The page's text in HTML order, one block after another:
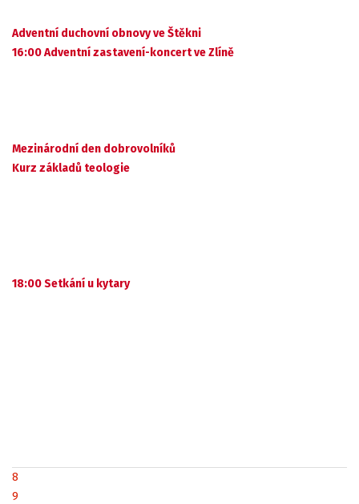
Adventní duchovní obnovy ve Štěkni
16:00 Adventní zastavení-koncert ve Zlíně
Mezinárodní den dobrovolníků
Kurz základů teologie
18:00 Setkání u kytary
8
9